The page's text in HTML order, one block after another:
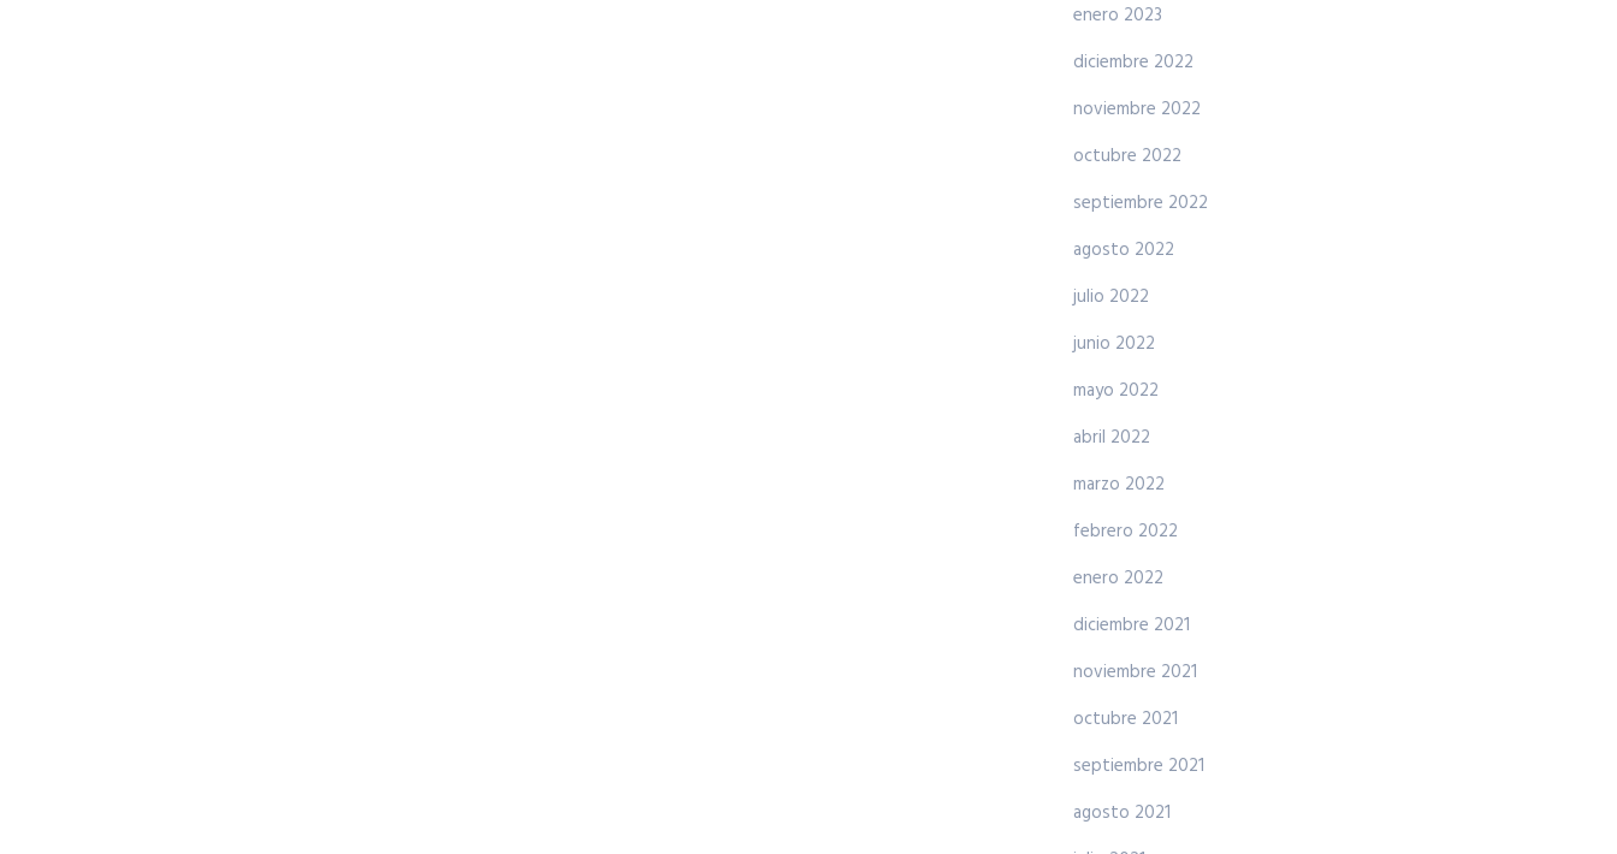
enero 2023
diciembre 2022
noviembre 2022
octubre 2022
septiembre 2022
agosto 2022
julio 2022
junio 2022
mayo 2022
abril 2022
marzo 2022
febrero 2022
enero 2022
diciembre 2021
noviembre 2021
octubre 2021
septiembre 2021
agosto 2021